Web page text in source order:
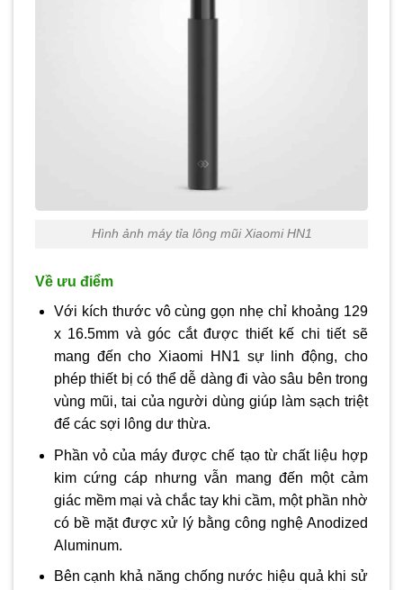
Hình ảnh máy tỉa lông mũi Xiaomi HN1
Về ưu điểm
Với kích thước vô cùng gọn nhẹ chỉ khoảng 129
x 16.5mm và góc cắt được thiết kế chi tiết sẽ
mang đến cho Xiaomi HN1 sự linh động, cho
phép thiết bị có thể dễ dàng đi vào sâu bên trong
vùng mũi, tai của người dùng giúp làm sạch triệt
để các sợi lông dư thừa.
Phần vỏ của máy được chế tạo từ chất liệu hợp
kim cứng cáp nhưng vẫn mang đến một cảm
giác mềm mại và chắc tay khi cầm, một phần nhờ
có bề mặt được xử lý bằng công nghệ Anodized
Aluminum.
Bên cạnh khả năng chống nước hiệu quả khi sử